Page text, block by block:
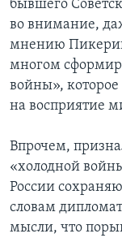
бывшего
во внимание,
мнению
многом
войны»,
на восприятие
Впрочем,
«холодной
России
словам
мысли, что